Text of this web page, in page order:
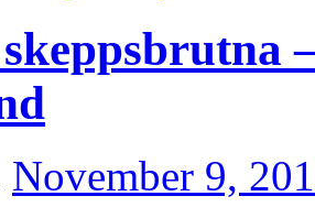
November 9,